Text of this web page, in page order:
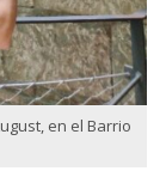
en el Barrio